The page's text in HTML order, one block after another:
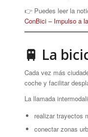
👉 Puedes leer la
ConBici – Impulso a
🚆 La
Cada vez más
coche y facilitar
La llamada
realizar trayectos
conectar zonas